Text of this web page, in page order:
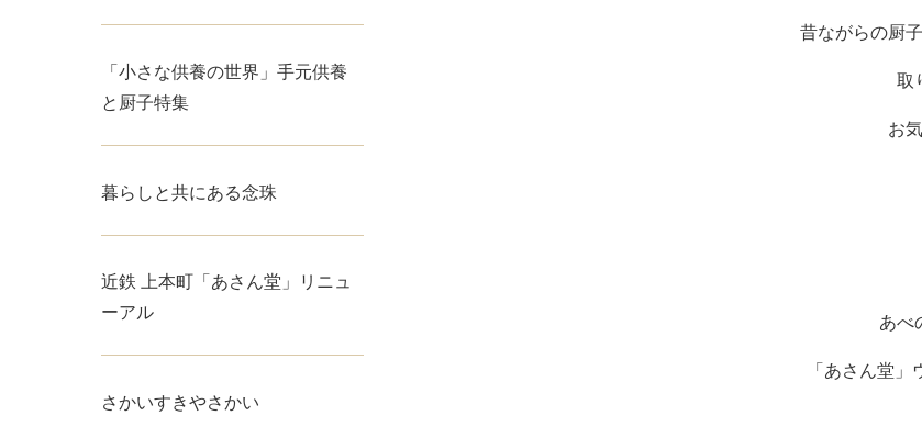
昔ながらの厨
取
お
あべ
「あさん堂
「小さな供養の世界」手元供養
と厨子特集
暮らしと共にある念珠
近鉄 上本町「あさん堂」リニュ
ーアル
さかいすきやさかい